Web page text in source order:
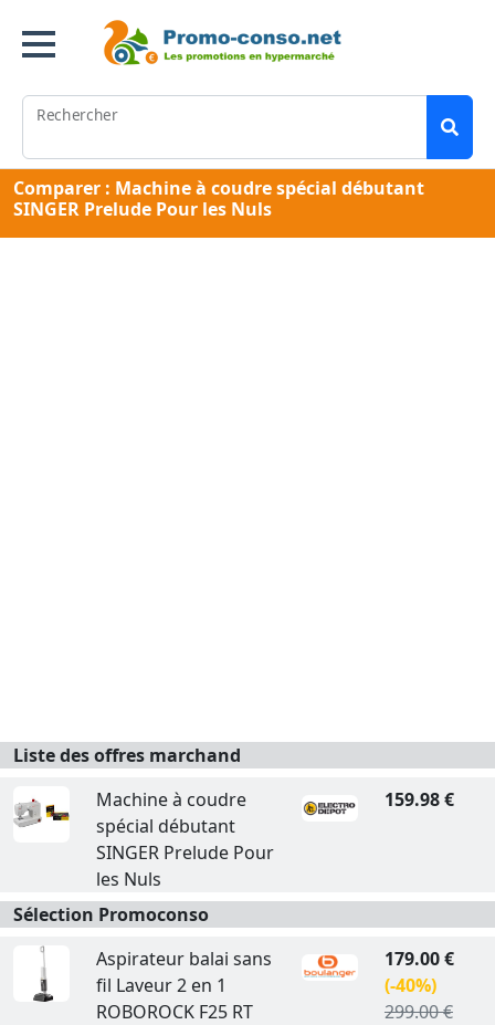
Rechercher
Comparer : Machine à coudre spécial débutant
SINGER Prelude Pour les Nuls
Liste des offres marchand
Machine à coudre
spécial débutant
SINGER Prelude Pour
les Nuls
159.98 €
Sélection Promoconso
Aspirateur balai sans
fil Laveur 2 en 1
ROBOROCK F25 RT
179.00 €
(-40%)
299.00 €